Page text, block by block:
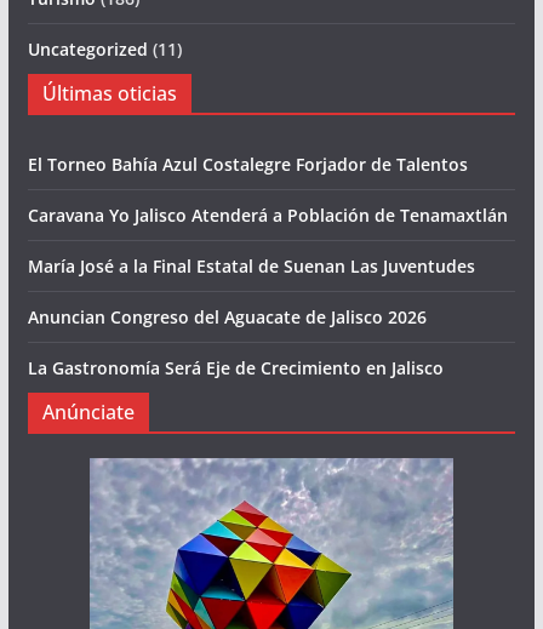
Uncategorized (11)
Últimas oticias
El Torneo Bahía Azul Costalegre Forjador de Talentos
Caravana Yo Jalisco Atenderá a Población de Tenamaxtlán
María José a la Final Estatal de Suenan Las Juventudes
Anuncian Congreso del Aguacate de Jalisco 2026
La Gastronomía Será Eje de Crecimiento en Jalisco
Anúnciate